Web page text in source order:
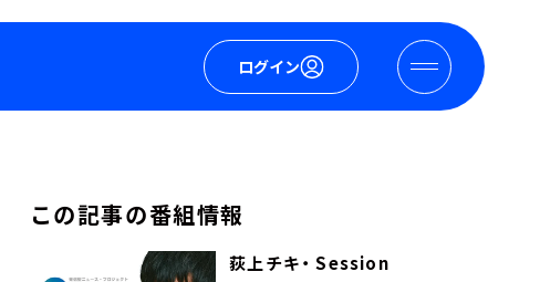
ログイン
この記事の番組情報
荻上チキ・ Session